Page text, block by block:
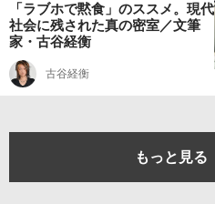
「ラブホで黙食」のススメ。現代
社会に残された真の密室／文筆
家・古谷経衡
古谷経衡
もっと見る